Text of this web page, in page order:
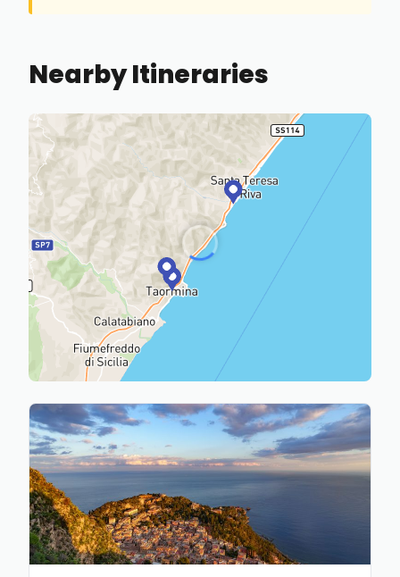
Nearby Itineraries